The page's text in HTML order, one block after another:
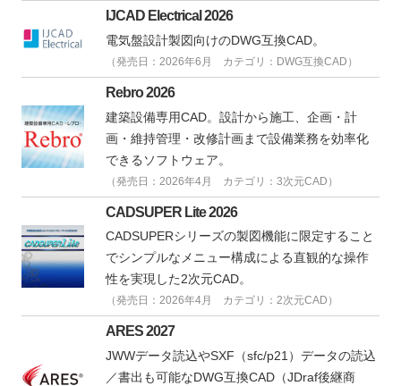
IJCAD Electrical 2026
電気盤設計製図向けのDWG互換CAD。
（発売日：2026年6月 カテゴリ：DWG互換CAD）
Rebro 2026
建築設備専用CAD。設計から施工、企画・計
画・維持管理・改修計画まで設備業務を効率化
できるソフトウェア。
（発売日：2026年4月 カテゴリ：3次元CAD）
CADSUPER Lite 2026
CADSUPERシリーズの製図機能に限定すること
でシンプルなメニュー構成による直観的な操作
性を実現した2次元CAD。
（発売日：2026年4月 カテゴリ：2次元CAD）
ARES 2027
JWWデータ読込やSXF（sfc/p21）データの読込
／書出も可能なDWG互換CAD（JDraf後継商